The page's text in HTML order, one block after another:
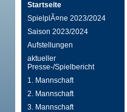
Startseite
SpielplÃ¤ne 2023/2024
Saison 2023/2024
Aufstellungen
aktueller
Presse-/Spielbericht
1. Mannschaft
2. Mannschaft
3. Mannschaft